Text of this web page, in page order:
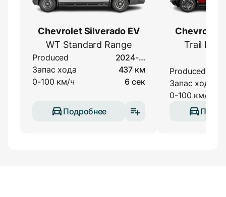
Chevrolet Silverado EV
WT Standard Range
Produced
2024-…
Запас хода
437 км
0-100 км/ч
6 сек
Подробнее
Chevrolet
Trail
Produced
Запас хода
0-100 км/ч